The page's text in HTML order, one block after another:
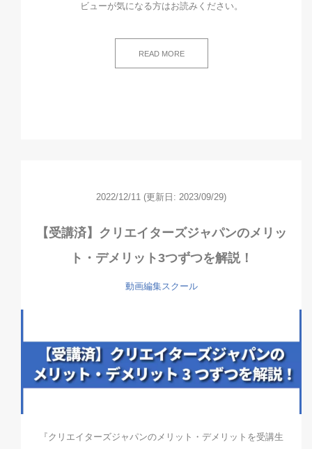
ビューが気になる方はお読みください。
READ MORE
2022/12/11 (更新日: 2023/09/29)
【受講済】クリエイターズジャパンのメリッ
ト・デメリット3つずつを解説！
動画編集スクール
『クリエイターズジャパンのメリット・デメリットを受講生